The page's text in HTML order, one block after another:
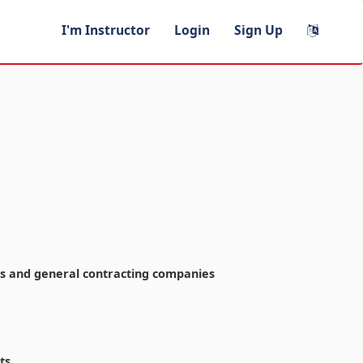
I'm Instructor Login Sign Up
and general contracting companies